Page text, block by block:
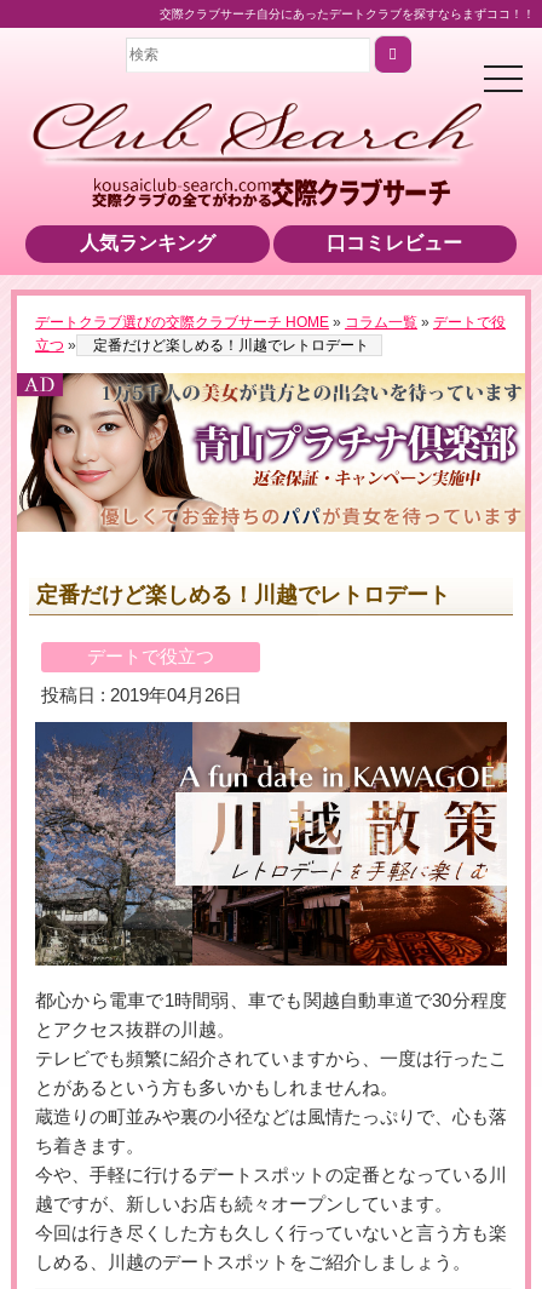
交際クラブサーチ自分にあったデートクラブを探すならまずココ！！
t
o
i
a
t
i
n
人気ランキング 口コミレビュー
デートクラブ選びの交際クラブサーチ HOME » コラム一覧 » デートで役
立つ » 定番だけど楽しめる！川越でレトロデート
＼業界最高水準の美女をご紹介！／
▶男性用公式HPへのリンクです
▶女性用公式HPへのリンクです
定番だけど楽しめる！川越でレトロデート
デートで役立つ
投稿日 : 2019年04月26日
都心から電車で1時間弱、車でも関越自動車道で30分程度
とアクセス抜群の川越。
テレビでも頻繁に紹介されていますから、一度は行ったこ
とがあるという方も多いかもしれませんね。
蔵造りの町並みや裏の小径などは風情たっぷりで、心も落
ち着きます。
今や、手軽に行けるデートスポットの定番となっている川
越ですが、新しいお店も続々オープンしています。
今回は行き尽くした方も久しく行っていないと言う方も楽
しめる、川越のデートスポットをご紹介しましょう。